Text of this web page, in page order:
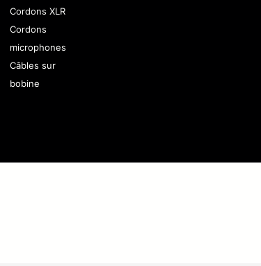
Cordons XLR
Cordons
microphones
Câbles sur
bobine